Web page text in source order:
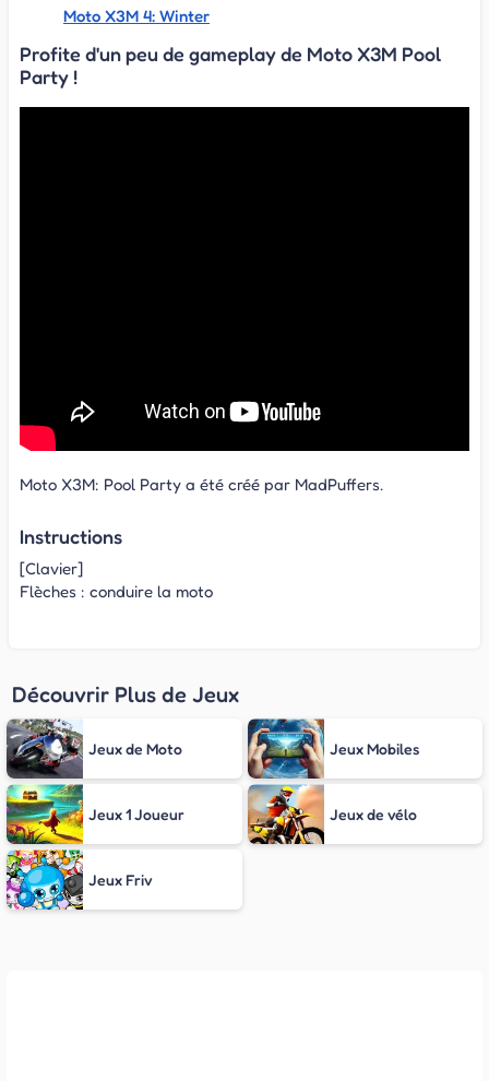
Moto X3M 4: Winter
Profite d'un peu de gameplay de Moto X3M Pool
Party !
Moto X3M: Pool Party a été créé par MadPuffers.
Instructions
[Clavier]
Flèches : conduire la moto
Découvrir Plus de Jeux
Jeux de Moto Jeux Mobiles
Jeux 1 Joueur Jeux de vélo
Jeux Friv